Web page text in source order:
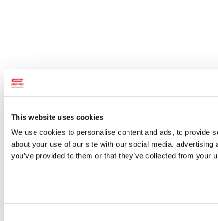
This website uses cookies
We use cookies to personalise content and ads, to provide
about your use of our site with our social media,
you’ve provided to them or that they’ve collected from your